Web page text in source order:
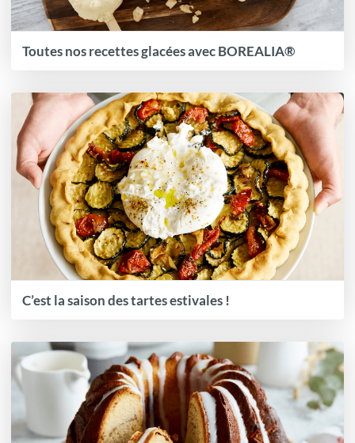
Toutes nos recettes glacées avec BOREALIA®
C’est la saison des tartes estivales !